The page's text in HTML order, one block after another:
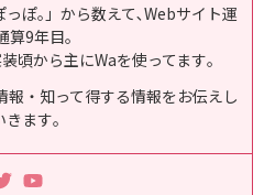
ぽ｡」から数えて､Webサイト運
算9年目｡
頃から主にWaを使ってます｡
報・知って得する情報をお伝えし
きます｡